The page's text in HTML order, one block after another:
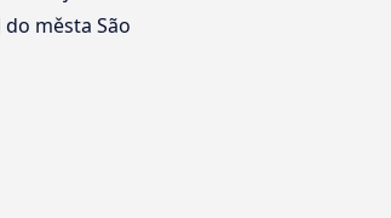
do města São